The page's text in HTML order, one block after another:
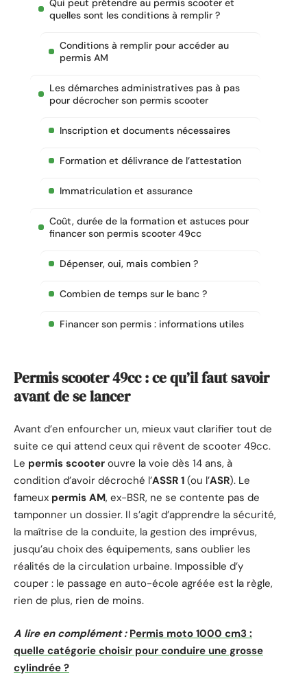
Qui peut prétendre au permis scooter et
quelles sont les conditions à remplir ?
Conditions à remplir pour accéder au
permis AM
Les démarches administratives pas à pas
pour décrocher son permis scooter
Inscription et documents nécessaires
Formation et délivrance de l’attestation
Immatriculation et assurance
Coût, durée de la formation et astuces pour
financer son permis scooter 49cc
Dépenser, oui, mais combien ?
Combien de temps sur le banc ?
Financer son permis : informations utiles
Permis scooter 49cc : ce qu’il faut savoir
avant de se lancer
Avant d’en enfourcher un, mieux vaut clarifier tout de
suite ce qui attend ceux qui rêvent de scooter 49cc.
Le permis scooter ouvre la voie dès 14 ans, à
condition d’avoir décroché l’ASSR 1 (ou l’ASR). Le
fameux permis AM, ex-BSR, ne se contente pas de
tamponner un dossier. Il s’agit d’apprendre la sécurité,
la maîtrise de la conduite, la gestion des imprévus,
jusqu’au choix des équipements, sans oublier les
réalités de la circulation urbaine. Impossible d’y
couper : le passage en auto-école agréée est la règle,
rien de plus, rien de moins.
A lire en complément : Permis moto 1000 cm3 :
quelle catégorie choisir pour conduire une grosse
cylindrée ?